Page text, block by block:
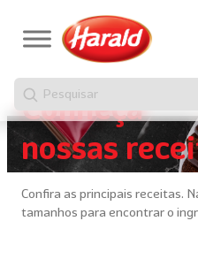
Pesquisar
Conheça
nossas
Confira as principais receitas.
tamanhos para encontrar o